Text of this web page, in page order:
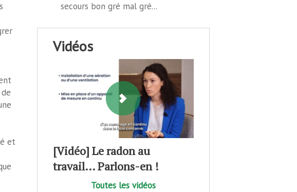
et
secours bon gré mal gré...
vidéos
[Vidéo] Le radon au
travail… Parlons-en !
Toutes les vidéos